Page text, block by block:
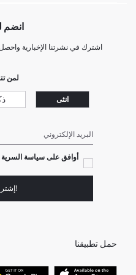
انضم
اشترك في نشرتنا الإخبارية واحصل على خصم 10٪
لمن
انثى
البريد الإلكتروني
أوافق على سياسة السرية
حمل تطبيقنا